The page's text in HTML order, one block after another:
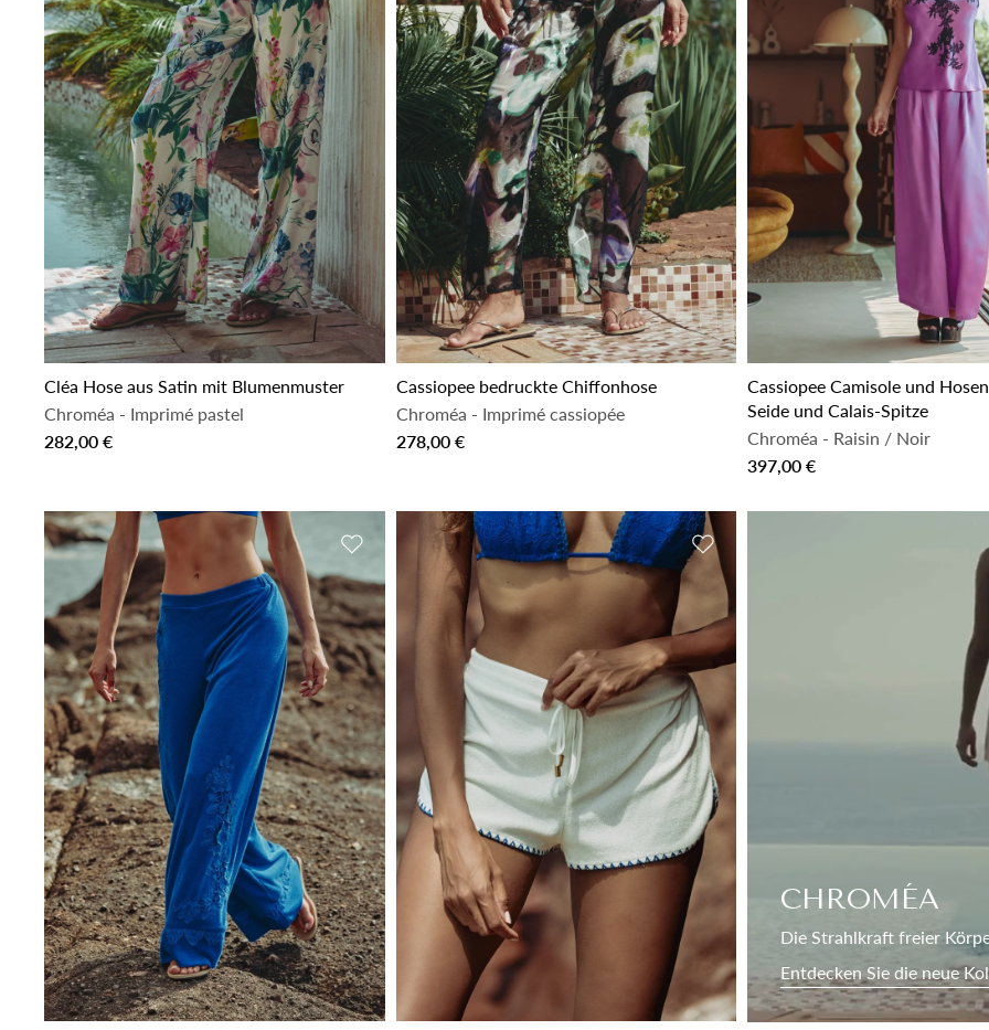
Cléa Hose aus Satin mit Blumenmuster
Chroméa - Imprimé pastel
282,00 €
Cassiopee bedruckte Chiffonhose
Chroméa - Imprimé cassiopée
278,00 €
Cassiopee Camisole und
Seide und Calais-Spitze
Chroméa - Raisin / Noir
397,00 €
Zur Wunschliste hinzufügen Zur Wunschliste hinzufügen
CHROMÉA
Die Strahlkraft freier
Entdecken Sie die neue